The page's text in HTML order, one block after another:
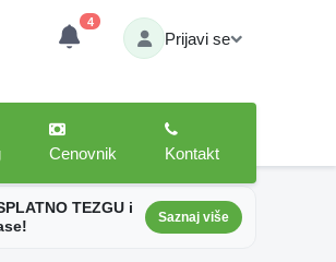
4
Prijavi se
Cenovnik Kontakt
TEZGU i
Saznaj više